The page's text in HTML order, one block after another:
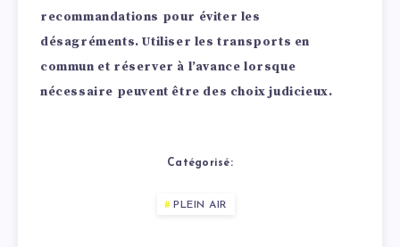
recommandations pour éviter les
désagréments. Utiliser les transports en
commun et réserver à l’avance lorsque
nécessaire peuvent être des choix judicieux.
Catégorisé:
PLEIN AIR